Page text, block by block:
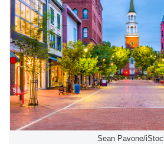
Sean Pavone/